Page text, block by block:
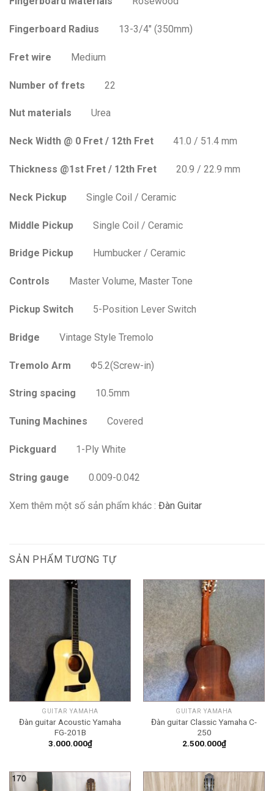
Fingerboard Radius 13-3/4″ (350mm)
Fret wire Medium
Number of frets 22
Nut materials Urea
Neck Width @ 0 Fret / 12th Fret 41.0 / 51.4 mm
Thickness @1st Fret / 12th Fret 20.9 / 22.9 mm
Neck Pickup Single Coil / Ceramic
Middle Pickup Single Coil / Ceramic
Bridge Pickup Humbucker / Ceramic
Controls Master Volume, Master Tone
Pickup Switch 5-Position Lever Switch
Bridge Vintage Style Tremolo
Tremolo Arm Φ5.2(Screw-in)
String spacing 10.5mm
Tuning Machines Covered
Pickguard 1-Ply White
String gauge 0.009-0.042
Xem thêm một số sản phẩm khác : Đàn Guitar
SẢN PHẨM TƯƠNG TỰ
GUITAR YAMAHA
Đàn guitar Acoustic Yamaha
FG-201B
3.000.000₫
GUITAR YAMAHA
Đàn guitar Classic Yamaha C-
250
2.500.000₫